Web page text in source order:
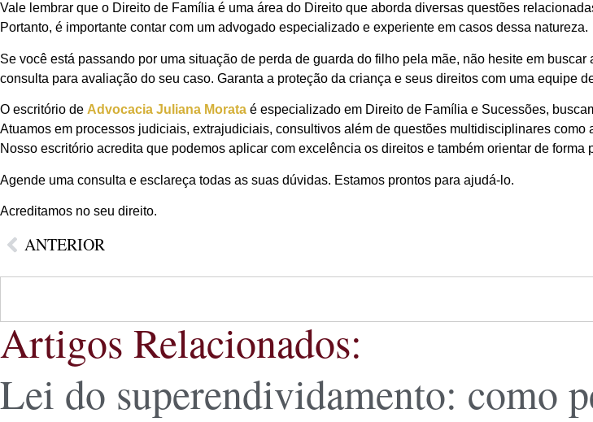
Vale lembrar que o Direito de Família é uma área do Direito que aborda diversas questões
Portanto, é importante contar com um advogado especializado e experiente em casos dessa natureza.
Se você está passando por uma situação de perda de guarda do filho pela mãe, não hesite em
consulta para avaliação do seu caso. Garanta a proteção da criança e seus direitos com uma equipe
O escritório de Advocacia Juliana Morata é especializado em Direito de Família e Sucessões,
Atuamos em processos judiciais, extrajudiciais, consultivos além de questões multidisciplinares como
Nosso escritório acredita que podemos aplicar com excelência os direitos e também orientar de
Agende uma consulta e esclareça todas as suas dúvidas. Estamos prontos para ajudá-lo.
Acreditamos no seu direito.
ANTERIOR
Artigos Relacionados:
Lei do superendividamento: como